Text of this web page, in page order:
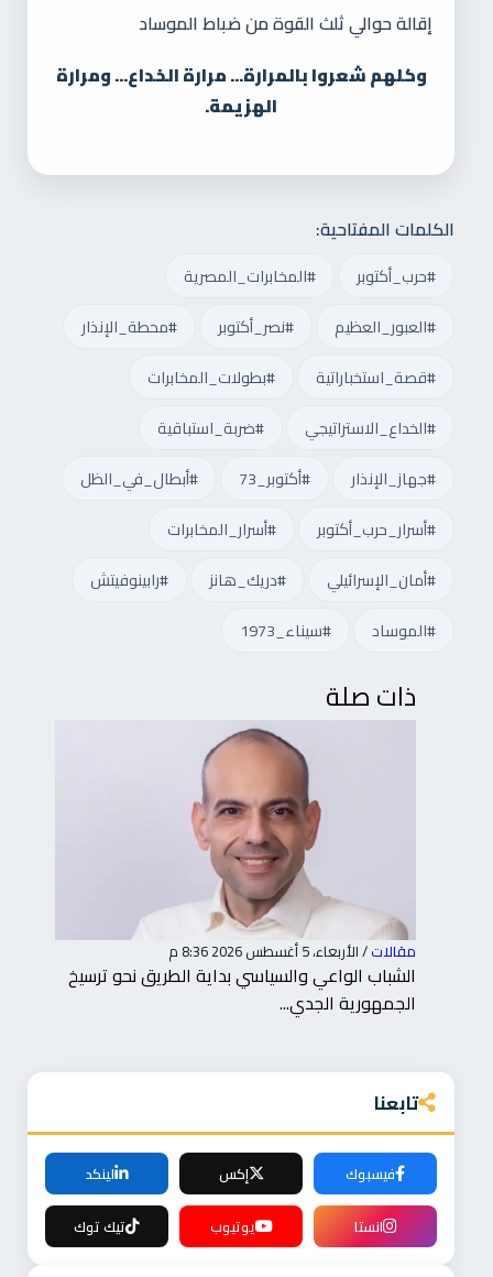
إقالة حوالي ثلث القوة من ضباط الموساد
وكلهم شعروا بالمرارة... مرارة الخداع... ومرارة
الهزيمة.
الكلمات المفتاحية:
#حرب_أكتوبر
#المخابرات_المصرية
#العبور_العظيم
#نصر_أكتوبر
#محطة_الإنذار
#قصة_استخباراتية
#بطولات_المخابرات
#الخداع_الاستراتيجي
#ضربة_استباقية
#جهاز_الإنذار
#أكتوبر_73
#أبطال_في_الظل
#أسرار_حرب_أكتوبر
#أسرار_المخابرات
#أمان_الإسرائيلي
#دريك_هانز
#رابينوفيتش
#الموساد
#سيناء_1973
ذات صلة
مقالات/الأربعاء، 5 أغسطس 2026 8:36 م
الشباب الواعي والسياسي بداية الطريق نحو ترسيخ
الجمهورية الجدي...
تابعنا
فيسبوك إكس
لينكد
انستا
يوتيوب تيك توك